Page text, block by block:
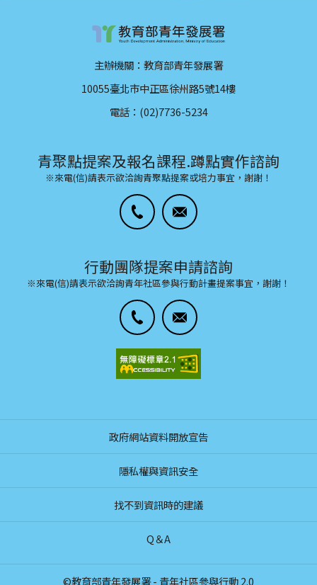
主辦機關：教育部青年發展署
10055臺北市中正區徐州路5號14樓
電話：(02)7736-5234
青聚點提案及報名課程.蹲點實作諮詢
※來電(信)請表示欲洽詢青聚點提案或培力事宜，謝謝！
行動團隊提案申請諮詢
※來電(信)請表示欲洽詢青年社區參與行動計畫提案事宜，謝謝！
政府網站資料開放宣告
隱私權與資訊安全
找不到資訊時的建議
Q＆A
©教育部青年發展署 - 青年社區參與行動 2.0